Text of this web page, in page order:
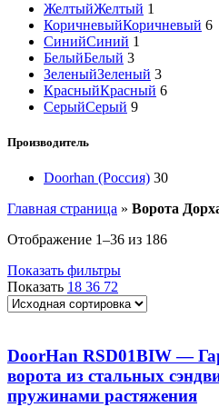
ЖелтыйЖелтый 1
КоричневыйКоричневый 6
СинийСиний 1
БелыйБелый 3
ЗеленыйЗеленый 3
КрасныйКрасный 6
СерыйСерый 9
Производитель
Doorhan (Россия) 30
Главная страница » Ворота
Отображение 1–36 из 186
Показать фильтры
Показать 18 36 72
DoorHan RSD01BIW —
ворота из стальных
пружинами растяжения